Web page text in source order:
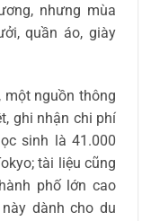
nhưng mùa
quần áo, giày
một nguồn thông
ghi nhận chi phí
sinh là 41.000
tài liệu cũng
phố lớn cao
dành cho du